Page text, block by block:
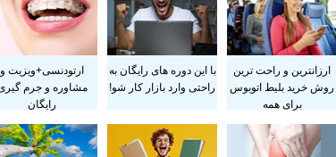
ارزانترین و راحت ترین
روش خرید بلیط اتوبوس
برای همه
با این دوره های رایگان به
راحتی وارد بازار کار شو!
ارتودنسی+ویزیت و
مشاوره و جرم گیری
رایگان